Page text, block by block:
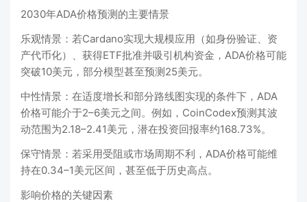
2030年ADA价格预测的主要情景
‌乐观情景‌：若Cardano实现大规模应用（如身份验证、资
产代币化）、获得ETF批准并吸引机构资金，ADA价格可能
突破10美元，部分模型甚至预测25美元。‌‌
‌中性情景‌：在适度增长和部分路线图实现的条件下，ADA
价格可能介于2–6美元之间。例如，CoinCodex预测其波
动范围为2.18–2.41美元，潜在投资回报率约168.73%。‌‌
‌保守情景‌：若采用受阻或市场周期不利，ADA价格可能维
持在0.34–1美元区间，甚至低于历史高点。‌‌
影响价格的关键因素